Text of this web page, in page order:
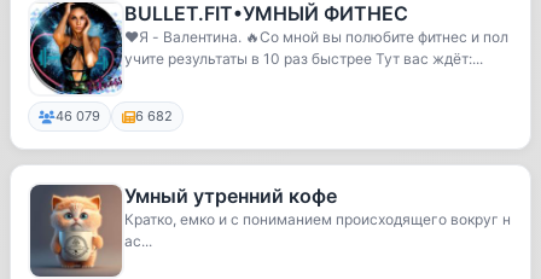
BULLET.FIT•УМНЫЙ ФИТНЕС
❤️Я - Валентина. 🔥Со мной вы полюбите фитнес и пол
учите результаты в 10 раз быстрее Тут вас ждёт:...
46 079 6 682
Умный утренний кофе
Кратко, емко и с пониманием происходящего вокруг н
ас...